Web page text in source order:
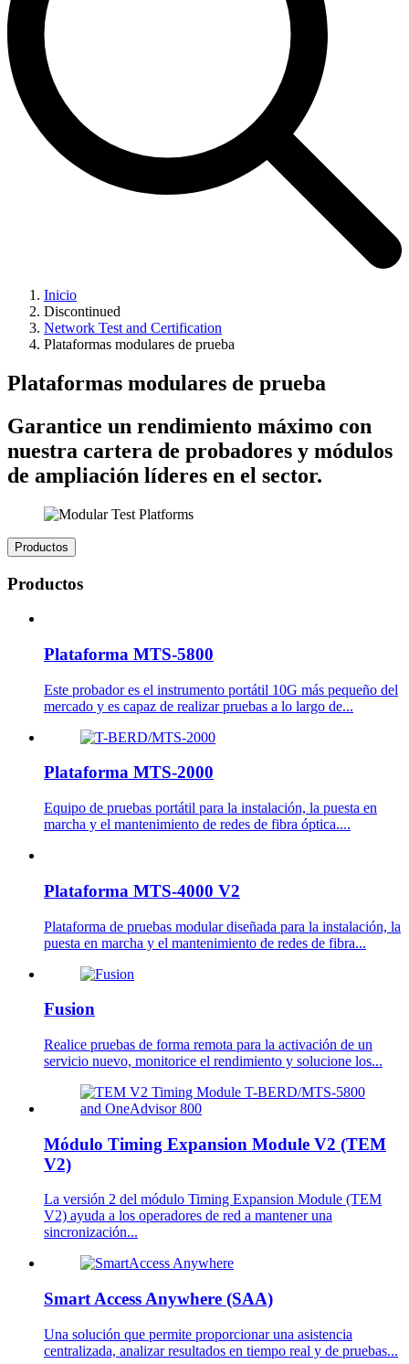
Inicio
Discontinued
Network Test and Certification
Plataformas modulares de prueba
Plataformas modulares de prueba
Garantice un rendimiento máximo con
nuestra cartera de probadores y módulos
de ampliación líderes en el sector.
Productos
Productos
Plataforma MTS-5800
Este probador es el instrumento portátil 10G más pequeño del
mercado y es capaz de realizar pruebas a lo largo de...
Plataforma MTS-2000
Equipo de pruebas portátil para la instalación, la puesta en
marcha y el mantenimiento de redes de fibra óptica....
Plataforma MTS-4000 V2
Plataforma de pruebas modular diseñada para la instalación, la
puesta en marcha y el mantenimiento de redes de fibra...
Fusion
Realice pruebas de forma remota para la activación de un
servicio nuevo, monitorice el rendimiento y solucione los...
Módulo Timing Expansion Module V2 (TEM
V2)
La versión 2 del módulo Timing Expansion Module (TEM
V2) ayuda a los operadores de red a mantener una
sincronización...
Smart Access Anywhere (SAA)
Una solución que permite proporcionar una asistencia
centralizada, analizar resultados en tiempo real y de pruebas...